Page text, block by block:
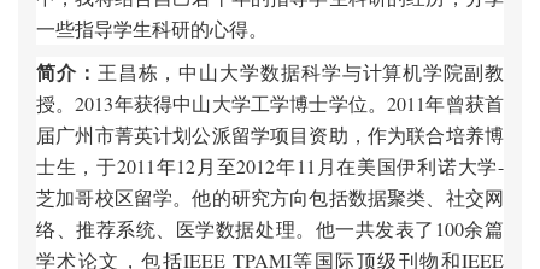
一些指导学生科研的心得。
简介： 王昌栋，中山大学数据科学与计算机学院副教
授。2013年获得中山大学工学博士学位。2011年曾获首
届广州市菁英计划公派留学项目资助，作为联合培养博
士生，于2011年12月至2012年11月在美国伊利诺大学-
芝加哥校区留学。他的研究方向包括数据聚类、社交网
络、推荐系统、医学数据处理。他一共发表了100余篇
学术论文，包括IEEE TPAMI等国际顶级刊物和IEEE